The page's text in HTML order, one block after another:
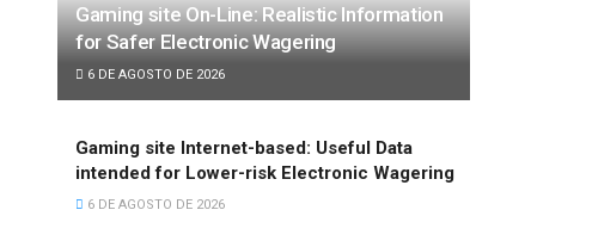
Gaming site On-Line: Realistic Information
for Safer Electronic Wagering
6 DE AGOSTO DE 2026
Gaming site Internet-based: Useful Data
intended for Lower-risk Electronic Wagering
6 DE AGOSTO DE 2026